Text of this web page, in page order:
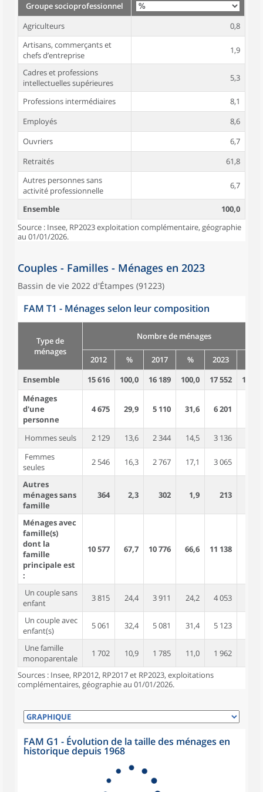
Groupe socioprofessionnel
Agriculteurs
0,8
Artisans, commerçants et
chefs d’entreprise
1,9
Cadres et professions
intellectuelles supérieures
5,3
Professions intermédiaires
8,1
Employés
8,6
Ouvriers
6,7
Retraités
61,8
Autres personnes sans
activité professionnelle
6,7
Ensemble
100,0
Source : Insee, RP2023 exploitation complémentaire, géographie
au 01/01/2026.
Couples - Familles - Ménages en 2023
Bassin de vie 2022 d'Étampes (91223)
FAM T1 - Ménages selon leur composition
Type de
ménages
Nombre de ménages
2012 % 2017 % 2023
Ensemble
15 616 100,0 16 189 100,0 17 552
100,0
Ménages
d'une
personne
4 675 29,9 5 110 31,6 6 201
Hommes seuls 2 129 13,6 2 344 14,5 3 136
Femmes
seules
2 546 16,3 2 767 17,1 3 065
Autres
ménages sans
famille
364 2,3 302 1,9 213
Ménages avec
famille(s)
dont la
famille
principale est
:
10 577 67,7 10 776 66,6 11 138
Un couple sans
enfant
3 815 24,4 3 911 24,2 4 053
Un couple avec
enfant(s)
5 061 32,4 5 081 31,4 5 123
Une famille
monoparentale
1 702 10,9 1 785 11,0 1 962
Sources : Insee, RP2012, RP2017 et RP2023, exploitations
complémentaires, géographie au 01/01/2026.
FAM G1 - Évolution de la taille des ménages en
historique depuis 1968